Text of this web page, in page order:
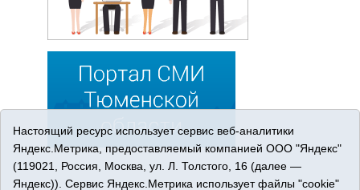
Настоящий ресурс использует сервис веб-аналитики
Яндекс.Метрика, предоставляемый компанией ООО "Яндекс"
(119021, Россия, Москва, ул. Л. Толстого, 16 (далее —
Яндекс)). Сервис Яндекс.Метрика использует файлы "cookie"